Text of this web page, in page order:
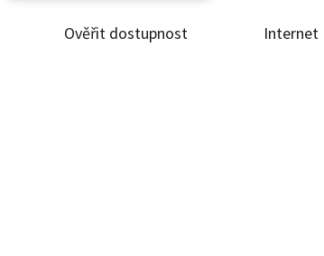
Ověřit dostupnost Internet